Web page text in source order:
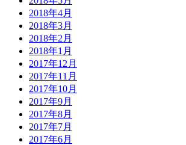
2018年4月
2018年3月
2018年2月
2018年1月
2017年12月
2017年11月
2017年10月
2017年9月
2017年8月
2017年7月
2017年6月